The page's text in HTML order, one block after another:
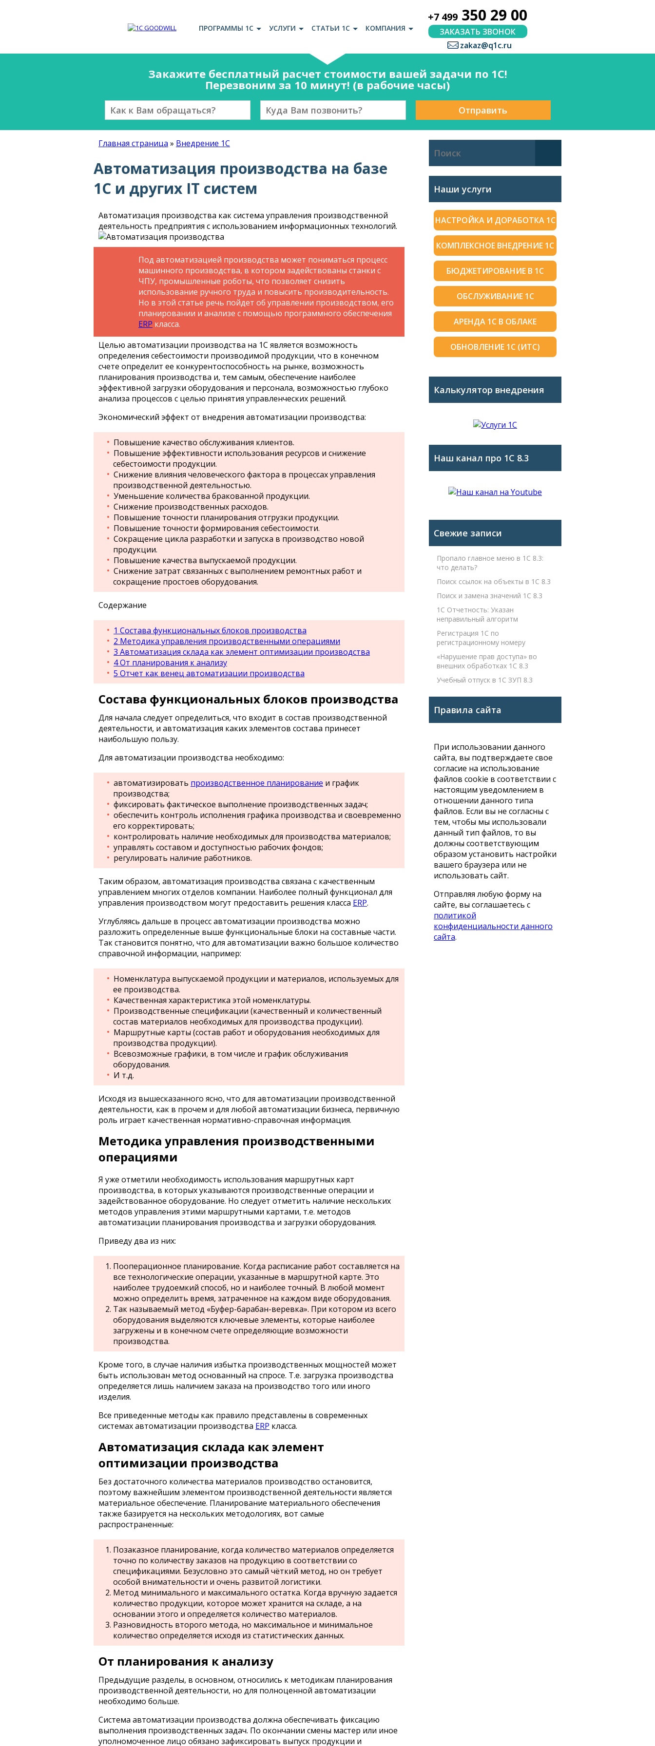
ПРОГРАММЫ 1С УСЛУГИ СТАТЬИ 1С КОМПАНИЯ
+7 499 350 29 00
ЗАКАЗАТЬ ЗВОНОК
zakaz@q1c.ru
Закажите бесплатный расчет стоимости вашей задачи по 1С!
Перезвоним за 10 минут! (в рабочие часы)
Отправить
Главная страница » Внедрение 1С
Автоматизация производства на базе
1С и других IT систем
Автоматизация производства как система управления производственной
деятельность предприятия с использованием информационных технологий.
Под автоматизацией производства может пониматься процесс
машинного производства, в котором задействованы станки с
ЧПУ, промышленные роботы, что позволяет снизить
использование ручного труда и повысить производительность.
Но в этой статье речь пойдет об управлении производством, его
планировании и анализе с помощью программного обеспечения
ERP класса.
Целью автоматизации производства на 1С является возможность
определения себестоимости производимой продукции, что в конечном
счете определит ее конкурентоспособность на рынке, возможность
планирования производства и, тем самым, обеспечение наиболее
эффективной загрузки оборудования и персонала, возможностью глубоко
анализа процессов с целью принятия управленческих решений.
Экономический эффект от внедрения автоматизации производства:
Повышение качество обслуживания клиентов.
Повышение эффективности использования ресурсов и снижение
себестоимости продукции.
Снижение влияния человеческого фактора в процессах управления
производственной деятельностью.
Уменьшение количества бракованной продукции.
Снижение производственных расходов.
Повышение точности планирования отгрузки продукции.
Повышение точности формирования себестоимости.
Сокращение цикла разработки и запуска в производство новой
продукции.
Повышение качества выпускаемой продукции.
Снижение затрат связанных с выполнением ремонтных работ и
сокращение простоев оборудования.
Содержание
1 Состава функциональных блоков производства
2 Методика управления производственными операциями
3 Автоматизация склада как элемент оптимизации производства
4От планирования к анализу
5 Отчет как венец автоматизации производства
Состава функциональных блоков производства
Для начала следует определиться, что входит в состав производственной
деятельности, и автоматизация каких элементов состава принесет
наибольшую пользу.
Для автоматизации производства необходимо:
автоматизировать производственное планирование и график
производства;
фиксировать фактическое выполнение производственных задач;
обеспечить контроль исполнения графика производства и своевременно
его корректировать;
контролировать наличие необходимых для производства материалов;
управлять составом и доступностью рабочих фондов;
регулировать наличие работников.
Таким образом, автоматизация производства связана с качественным
управлением многих отделов компании. Наиболее полный функционал для
управления производством могут предоставить решения класса ERP.
Углубляясь дальше в процесс автоматизации производства можно
разложить определенные выше функциональные блоки на составные части.
Так становится понятно, что для автоматизации важно большое количество
справочной информации, например:
Номенклатура выпускаемой продукции и материалов, используемых для
ее производства.
Качественная характеристика этой номенклатуры.
Производственные спецификации (качественный и количественный
состав материалов необходимых для производства продукции).
Маршрутные карты (состав работ и оборудования необходимых для
производства продукции).
Всевозможные графики, в том числе и график обслуживания
оборудования.
И т.д.
Исходя из вышесказанного ясно, что для автоматизации производственной
деятельности, как в прочем и для любой автоматизации бизнеса, первичную
роль играет качественная нормативно-справочная информация.
Методика управления производственными
операциями
Я уже отметили необходимость использования маршрутных карт
производства, в которых указываются производственные операции и
задействованное оборудование. Но следует отметить наличие нескольких
методов управления этими маршрутными картами, т.е. методов
автоматизации планирования производства и загрузки оборудования.
Приведу два из них:
Пооперационное планирование. Когда расписание работ составляется на
все технологические операции, указанные в маршрутной карте. Это
наиболее трудоемкий способ, но и наиболее точный. В любой момент
можно определить время, затраченное на каждом виде оборудования.
Так называемый метод «Буфер-барабан-веревка». При котором из всего
оборудования выделяются ключевые элементы, которые наиболее
загружены и в конечном счете определяющие возможности
производства.
Кроме того, в случае наличия избытка производственных мощностей может
быть использован метод основанный на спросе. Т.е. загрузка производства
определяется лишь наличием заказа на производство того или иного
изделия.
Все приведенные методы как правило представлены в современных
системах автоматизации производства ERP класса.
Автоматизация склада как элемент
оптимизации производства
Без достаточного количества материалов производство остановится,
поэтому важнейшим элементом производственной деятельности является
материальное обеспечение. Планирование материального обеспечения
также базируется на нескольких методологиях, вот самые
распространенные:
Позаказное планирование, когда количество материалов определяется
точно по количеству заказов на продукцию в соответствии со
спецификациями. Безусловно это самый чёткий метод, но он требует
особой внимательности и очень развитой логистики.
Метод минимального и максимального остатка. Когда вручную задается
количество продукции, которое может хранится на складе, а на
основании этого и определяется количество материалов.
Разновидность второго метода, но максимальное и минимальное
количество определяется исходя из статистических данных.
От планирования к анализу
Предыдущие разделы, в основном, относились к методикам планирования
производственной деятельности, но для полноценной автоматизации
необходимо больше.
Система автоматизации производства должна обеспечивать фиксацию
выполнения производственных задач. По окончании смены мастер или иное
уполномоченное лицо обязано зафиксировать выпуск продукции и
Наши услуги
НАСТРОЙКА И ДОРАБОТКА 1С
КОМПЛЕКСНОЕ ВНЕДРЕНИЕ 1С
БЮДЖЕТИРОВАНИЕ В 1С
ОБСЛУЖИВАНИЕ 1С
АРЕНДА 1С В ОБЛАКЕ
ОБНОВЛЕНИЕ 1С (ИТС)
Калькулятор внедрения
Наш канал про 1С 8.3
Свежие записи
Пропало главное меню в 1С 8.3:
что делать?
Поиск ссылок на объекты в 1С 8.3
Поиск и замена значений 1С 8.3
1С Отчетность: Указан
неправильный алгоритм
Регистрация 1С по
регистрационному номеру
«Нарушение прав доступа» во
внешних обработках 1С 8.3
Учебный отпуск в 1С ЗУП 8.3
Правила сайта
При использовании данного
сайта, вы подтверждаете свое
согласие на использование
файлов cookie в соответствии с
настоящим уведомлением в
отношении данного типа
файлов. Если вы не согласны с
тем, чтобы мы использовали
данный тип файлов, то вы
должны соответствующим
образом установить настройки
вашего браузера или не
использовать сайт.
Отправляя любую форму на
сайте, вы соглашаетесь с
политикой
конфиденциальности данного
сайта.